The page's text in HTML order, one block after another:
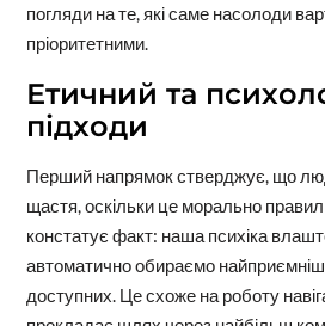
погляди на те, які саме насолоди
пріоритетними.
Етичний та
підходи
Перший напрямок стверджує, що
щастя, оскільки це морально
констатує факт: наша психіка
автоматично обираємо
доступних. Це схоже на роботу